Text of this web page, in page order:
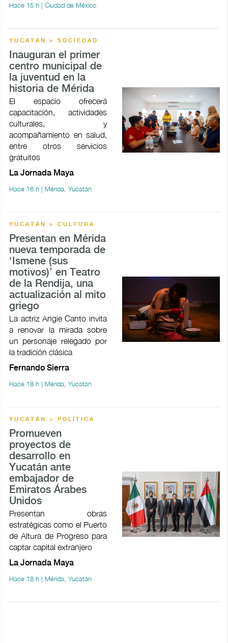
Hace 15 h | Ciudad de México
YUCATÁN > SOCIEDAD
Inauguran el primer
centro municipal de
la juventud en la
historia de Mérida
El espacio ofrecerá
capacitación, actividades
culturales, y
acompañamiento en salud,
entre otros servicios
gratuitos
La Jornada Maya
Hace 16 h | Mérida, Yucatán
YUCATÁN > CULTURA
Presentan en Mérida
nueva temporada de
‘Ismene (sus
motivos)’ en Teatro
de la Rendija, una
actualización al mito
griego
La actriz Angie Canto invita
a renovar la mirada sobre
un personaje relegado por
la tradición clásica
Fernando Sierra
Hace 18 h | Mérida, Yucatán
YUCATÁN > POLÍTICA
Promueven
proyectos de
desarrollo en
Yucatán ante
embajador de
Emiratos Árabes
Unidos
Presentan obras
estratégicas como el Puerto
de Altura de Progreso para
captar capital extranjero
La Jornada Maya
Hace 18 h | Mérida, Yucatán